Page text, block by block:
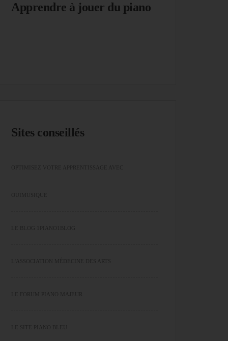
Apprendre à jouer du piano
Sites conseillés
OPTIMISEZ VOTRE APPRENTISSAGE AVEC
OUIMUSIQUE
L'ASSOCIATION MÉDECINE DES ARTS
LE FORUM PIANO MAJEUR
LE SITE PIANO BLEU